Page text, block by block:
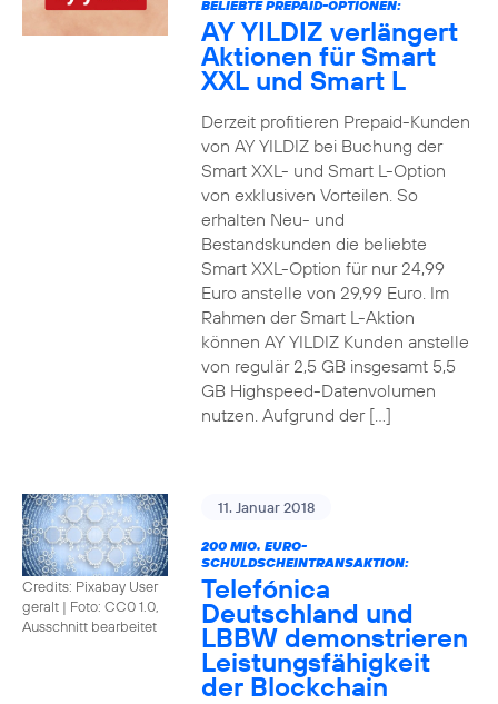
BELIEBTE PREPAID-OPTIONEN:
AY YILDIZ verlängert
Aktionen für Smart
XXL und Smart L
Derzeit profitieren Prepaid-Kunden
von AY YILDIZ bei Buchung der
Smart XXL- und Smart L-Option
von exklusiven Vorteilen. So
erhalten Neu- und
Bestandskunden die beliebte
Smart XXL-Option für nur 24,99
Euro anstelle von 29,99 Euro. Im
Rahmen der Smart L-Aktion
können AY YILDIZ Kunden anstelle
von regulär 2,5 GB insgesamt 5,5
GB Highspeed-Datenvolumen
nutzen. Aufgrund der […]
Credits: Pixabay User
geralt | Foto: CC0 1.0,
Ausschnitt bearbeitet
11. Januar 2018
200 MIO. EURO-
SCHULDSCHEINTRANSAKTION:
Telefónica
Deutschland und
LBBW demonstrieren
Leistungsfähigkeit
der Blockchain